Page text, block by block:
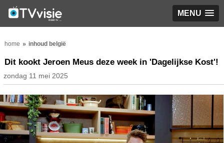
MENU
home inhoud belgië
Dit kookt Jeroen Meus deze week in 'Dagelijkse Kost'!
zondag 11 mei 2025